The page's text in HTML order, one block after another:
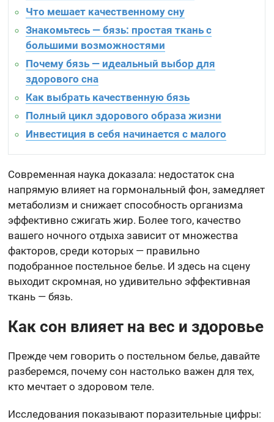
Что мешает качественному сну
Знакомьтесь — бязь: простая ткань с
большими возможностями
Почему бязь — идеальный выбор для
здорового сна
Как выбрать качественную бязь
Полный цикл здорового образа жизни
Инвестиция в себя начинается с малого
Современная наука доказала: недостаток сна
напрямую влияет на гормональный фон, замедляет
метаболизм и снижает способность организма
эффективно сжигать жир. Более того, качество
вашего ночного отдыха зависит от множества
факторов, среди которых — правильно
подобранное постельное белье. И здесь на сцену
выходит скромная, но удивительно эффективная
ткань — бязь.
Как сон влияет на вес и здоровье
Прежде чем говорить о постельном белье, давайте
разберемся, почему сон настолько важен для тех,
кто мечтает о здоровом теле.
Исследования показывают поразительные цифры: